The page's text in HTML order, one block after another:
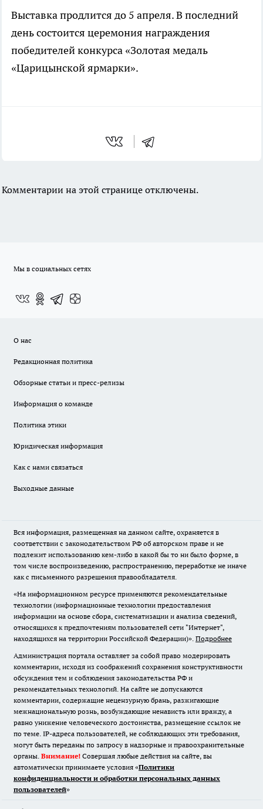
Выставка продлится до 5 апреля. В последний
день состоится церемония награждения
победителей конкурса «Золотая медаль
«Царицынской ярмарки».
Комментарии на этой странице отключены.
Мы в социальных сетях
О нас
Редакционная политика
Обзорные статьи и пресс-релизы
Информация о команде
Политика этики
Юридическая информация
Как с нами связаться
Выходные данные
Вся информация, размещенная на данном сайте, охраняется в
соответствии с законодательством РФ об авторском праве и не
подлежит использованию кем-либо в какой бы то ни было форме, в
том числе воспроизведению, распространению, переработке не иначе
как с письменного разрешения правообладателя.
«На информационном ресурсе применяются рекомендательные
технологии (информационные технологии предоставления
информации на основе сбора, систематизации и анализа сведений,
относящихся к предпочтениям пользователей сети "Интернет",
находящихся на территории Российской Федерации)». Подробнее
Администрация портала оставляет за собой право модерировать
комментарии, исходя из соображений сохранения конструктивности
обсуждения тем и соблюдения законодательства РФ и
рекомендательных технологий. На сайте не допускаются
комментарии, содержащие нецензурную брань, разжигающие
межнациональную рознь, возбуждающие ненависть или вражду, а
равно унижение человеческого достоинства, размещение ссылок не
по теме. IP-адреса пользователей, не соблюдающих эти требования,
могут быть переданы по запросу в надзорные и правоохранительные
органы. Внимание! Совершая любые действия на сайте, вы
автоматически принимаете условия «Политики
конфиденциальности и обработки персональных данных
пользователей»